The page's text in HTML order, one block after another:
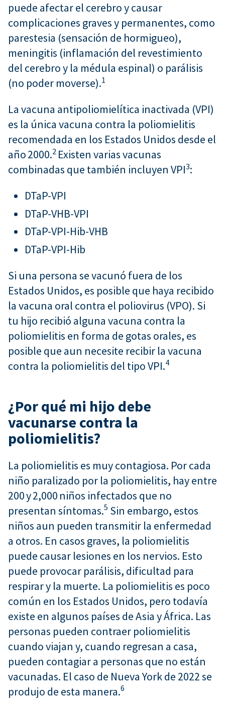
puede afectar el cerebro y causar
complicaciones graves y permanentes, como
parestesia (sensación de hormigueo),
meningitis (inflamación del revestimiento
del cerebro y la médula espinal) o parálisis
(no poder moverse).1
La vacuna antipoliomielítica inactivada (VPI)
es la única vacuna contra la poliomielitis
recomendada en los Estados Unidos desde el
año 2000.2 Existen varias vacunas
combinadas que también incluyen VPI3:
DTaP-VPI
DTaP-VHB-VPI
DTaP-VPI-Hib-VHB
DTaP-VPI-Hib
Si una persona se vacunó fuera de los
Estados Unidos, es posible que haya recibido
la vacuna oral contra el poliovirus (VPO). Si
tu hijo recibió alguna vacuna contra la
poliomielitis en forma de gotas orales, es
posible que aun necesite recibir la vacuna
contra la poliomielitis del tipo VPI.4
¿Por qué mi hijo debe
vacunarse contra la
poliomielitis?
La poliomielitis es muy contagiosa. Por cada
niño paralizado por la poliomielitis, hay entre
200 y 2,000 niños infectados que no
presentan síntomas.5 Sin embargo, estos
niños aun pueden transmitir la enfermedad
a otros. En casos graves, la poliomielitis
puede causar lesiones en los nervios. Esto
puede provocar parálisis, dificultad para
respirar y la muerte. La poliomielitis es poco
común en los Estados Unidos, pero todavía
existe en algunos países de Asia y África. Las
personas pueden contraer poliomielitis
cuando viajan y, cuando regresan a casa,
pueden contagiar a personas que no están
vacunadas. El caso de Nueva York de 2022 se
produjo de esta manera.6